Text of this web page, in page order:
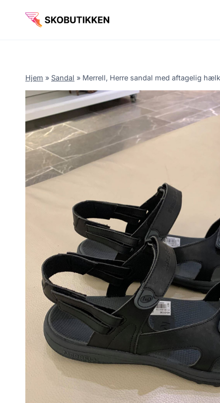
Hjem » Sandal » Merrell, Herre sandal med aftagelig